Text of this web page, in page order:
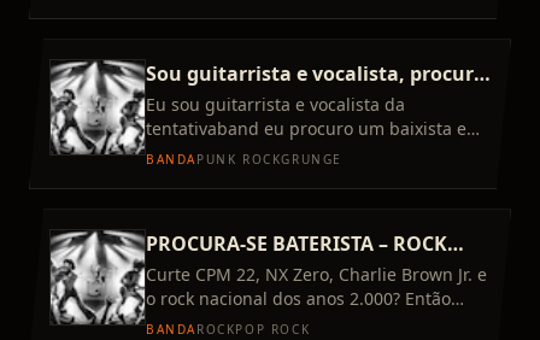
Sou guitarrista e vocalista, procuro
baixista e baterista
Eu sou guitarrista e vocalista da
tentativaband eu procuro um baixista e
baterista de 14 a 19 anos para projeto de
BANDAPUNK ROCKGRUNGE
PROCURA-SE BATERISTA – ROCK
NACIONAL ANOS 2000
Curte CPM 22, NX Zero, Charlie Brown Jr. e
o rock nacional dos anos 2.000? Então
talvez você seja exatamente quem
BANDAROCKPOP ROCK